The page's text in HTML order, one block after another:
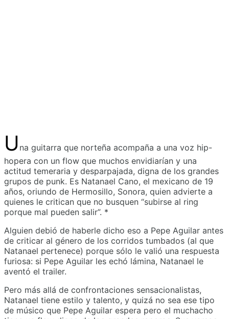
U na guitarra que norteña acompaña a una voz hip-
hopera con un flow que muchos envidiarían y una
actitud temeraria y desparpajada, digna de los grandes
grupos de punk. Es Natanael Cano, el mexicano de 19
años, oriundo de Hermosillo, Sonora, quien advierte a
quienes le critican que no busquen “subirse al ring
porque mal pueden salir”. *
Alguien debió de haberle dicho eso a Pepe Aguilar antes
de criticar al género de los corridos tumbados (al que
Natanael pertenece) porque sólo le valió una respuesta
furiosa: si Pepe Aguilar les echó lámina, Natanael le
aventó el trailer.
Pero más allá de confrontaciones sensacionalistas,
Natanael tiene estilo y talento, y quizá no sea ese tipo
de músico que Pepe Aguilar espera pero el muchacho